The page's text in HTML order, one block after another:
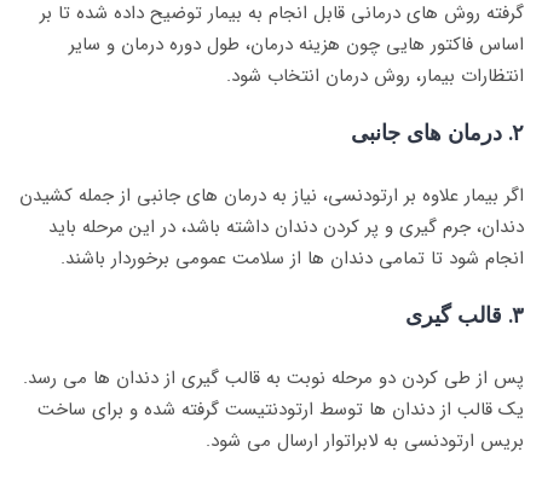
گرفته روش های درمانی قابل انجام به بیمار توضیح داده شده تا بر
اساس فاکتور هایی چون هزینه درمان، طول دوره درمان و سایر
انتظارات بیمار، روش درمان انتخاب شود.
۲. درمان های جانبی
اگر بیمار علاوه بر ارتودنسی، نیاز به درمان های جانبی از جمله کشیدن
دندان، جرم گیری و پر کردن دندان داشته باشد، در این مرحله باید
انجام شود تا تمامی دندان ها از سلامت عمومی برخوردار باشند.
۳. قالب گیری
پس از طی کردن دو مرحله نوبت به قالب گیری از دندان ها می رسد.
یک قالب از دندان ها توسط ارتودنتیست گرفته شده و برای ساخت
بریس ارتودنسی به لابراتوار ارسال می شود.